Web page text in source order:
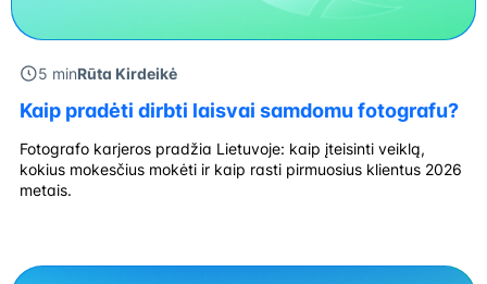
5 minRūta Kirdeikė
Kaip pradėti dirbti laisvai samdomu fotografu?
Fotografo karjeros pradžia Lietuvoje: kaip įteisinti veiklą,
kokius mokesčius mokėti ir kaip rasti pirmuosius klientus 2026
metais.